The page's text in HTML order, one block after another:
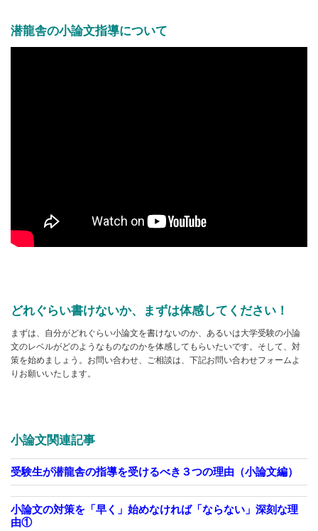
潜龍舎の小論文指導について
どれぐらい書けないか、まずは体感してください！
まずは、自分がどれぐらい小論文を書けないのか、あるいは大学受験の小論
文のレベルがどのようなものなのかを体感してもらいたいです。そして、対
策を始めましょう。お問い合わせ、ご相談は、下記お問い合わせフォームよ
りお願いいたします。
小論文関連記事
受験生が潜龍舎の指導を受けるべき３つの理由（小論文編）
小論文の対策を「早く」始めなければ「ならない」深刻な理
由①